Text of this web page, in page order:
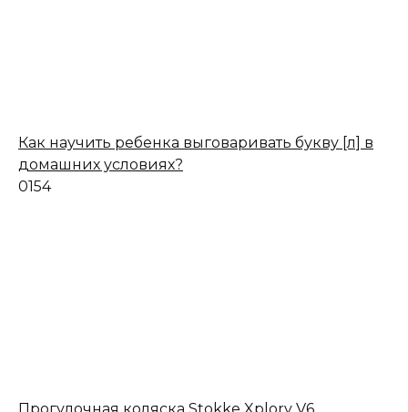
Как научить ребенка выговаривать букву [л] в
домашних условиях?
0154